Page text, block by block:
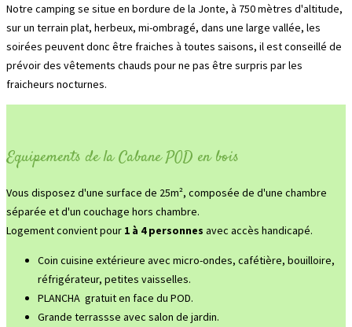
Notre camping se situe en bordure de la Jonte, à 750 mètres d'altitude,
sur un terrain plat, herbeux, mi-ombragé, dans une large vallée, les
soirées peuvent donc être fraiches à toutes saisons, il est conseillé de
prévoir des vêtements chauds pour ne pas être surpris par les
fraicheurs nocturnes.
Equipements de la Cabane POD en bois
Vous disposez d'une surface de 25m², composée de d'une chambre
séparée et d'un couchage hors chambre.
Logement convient pour 1 à 4 personnes avec accès handicapé.
Coin cuisine extérieure avec micro-ondes, cafétière, bouilloire,
réfrigérateur, petites vaisselles.
PLANCHA gratuit en face du POD.
Grande terrassse avec salon de jardin.